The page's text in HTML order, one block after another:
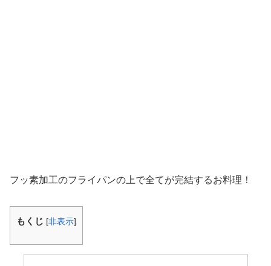
フッ素加工のフライパンの上で全てが完結するお料理！
もくじ [非表示]